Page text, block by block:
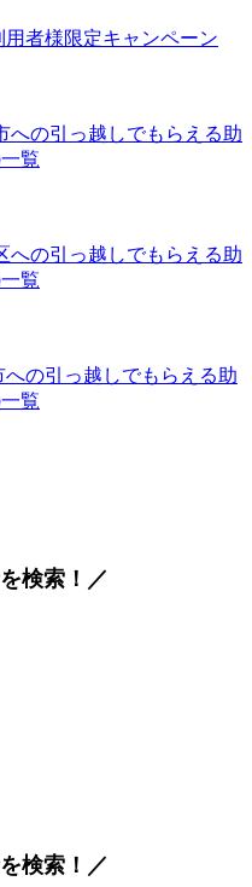
者様限定キャンペーン
への引っ越しでもらえる助
覧
への引っ越しでもらえる助
覧
への引っ越しでもらえる助
覧
検索！／
検索！／